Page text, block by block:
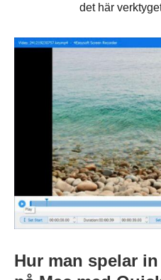
det här
Hur man spelar